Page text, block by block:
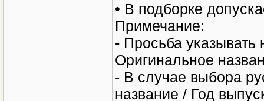
• В подборке
Примечание:
- Просьба
Оригинальное
- В случае выбора
название / Год